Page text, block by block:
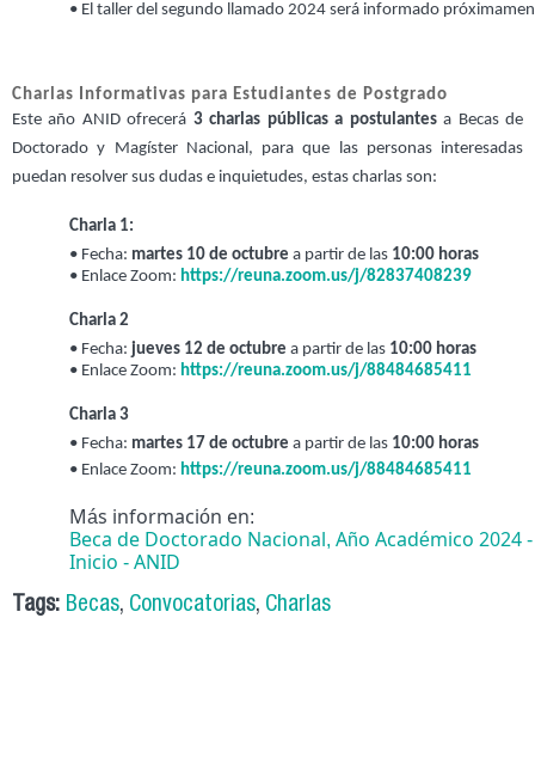
• El taller del segundo llamado 2024 será informado
Charlas Informativas para Estudiantes de Postgrado
Este año ANID ofrecerá 3 charlas públicas a postulantesa Becas de
Doctorado y Magíster Nacional, para que las personas interesadas
puedan resolver sus dudas e inquietudes, estas charlas son:
Charla 1:
• Fecha: martes 10 de octubre a partir de las 10:00 horas
• Enlace Zoom: https://reuna.zoom.us/j/82837408239
Charla 2
• Fecha: jueves 12 de octubre a partir de las 10:00 horas
• Enlace Zoom: https://reuna.zoom.us/j/88484685411
Charla 3
• Fecha: martes 17 de octubre a partir de las 10:00 horas
• Enlace Zoom: https://reuna.zoom.us/j/88484685411
Más información en:
Beca de Doctorado Nacional, Año Académico 2024
Inicio - ANID
Tags: Becas, Convocatorias, Charlas